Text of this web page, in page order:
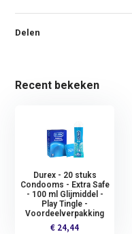
Delen
Recent bekeken
Durex - 20 stuks
Condooms - Extra Safe
- 100 ml Glijmiddel -
Play Tingle -
Voordeelverpakking
€ 24,44